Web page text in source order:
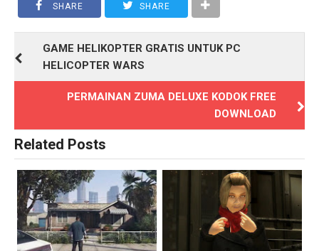
SHARE SHARE
GAME HELIKOPTER GRATIS UNTUK PC
HELICOPTER WARS
PERMAINAN ZUMA DELUXE KODOK FREE
DOWNLOAD
Related Posts